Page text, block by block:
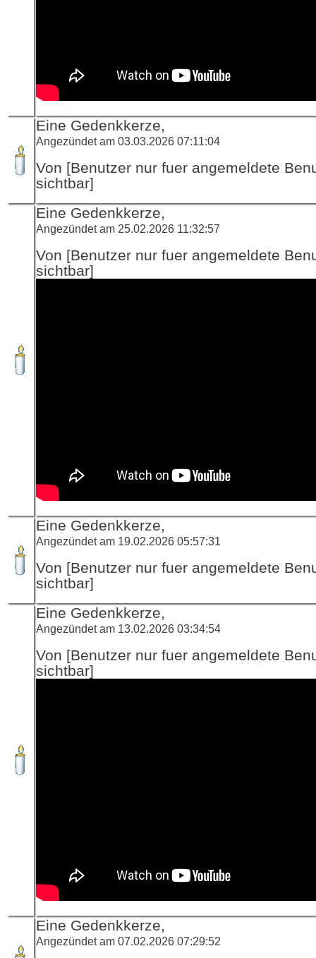
Eine Gedenkkerze,
Angezündet am 03.03.2026 07:11:04
Von [Benutzer nur fuer angemeldete
sichtbar]
Eine Gedenkkerze,
Angezündet am 25.02.2026 11:32:57
Von [Benutzer nur fuer angemeldete
sichtbar]
Eine Gedenkkerze,
Angezündet am 19.02.2026 05:57:31
Von [Benutzer nur fuer angemeldete
sichtbar]
Eine Gedenkkerze,
Angezündet am 13.02.2026 03:34:54
Von [Benutzer nur fuer angemeldete
sichtbar]
Eine Gedenkkerze,
Angezündet am 07.02.2026 07:29:52